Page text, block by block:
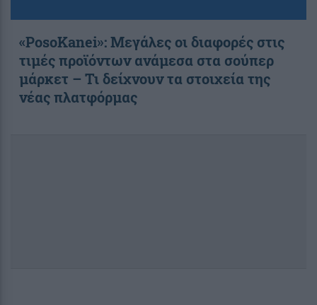
«PosoKanei»: Μεγάλες οι διαφορές στις
τιμές προϊόντων ανάμεσα στα σούπερ
μάρκετ – Τι δείχνουν τα στοιχεία της
νέας πλατφόρμας